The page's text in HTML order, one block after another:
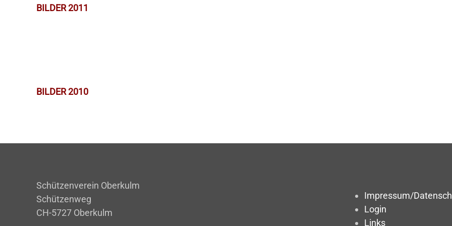
BILDER 2011
BILDER 2010
Schützenverein Oberkulm
Schützenweg
CH-5727 Oberkulm
Impressum/
Login
Links